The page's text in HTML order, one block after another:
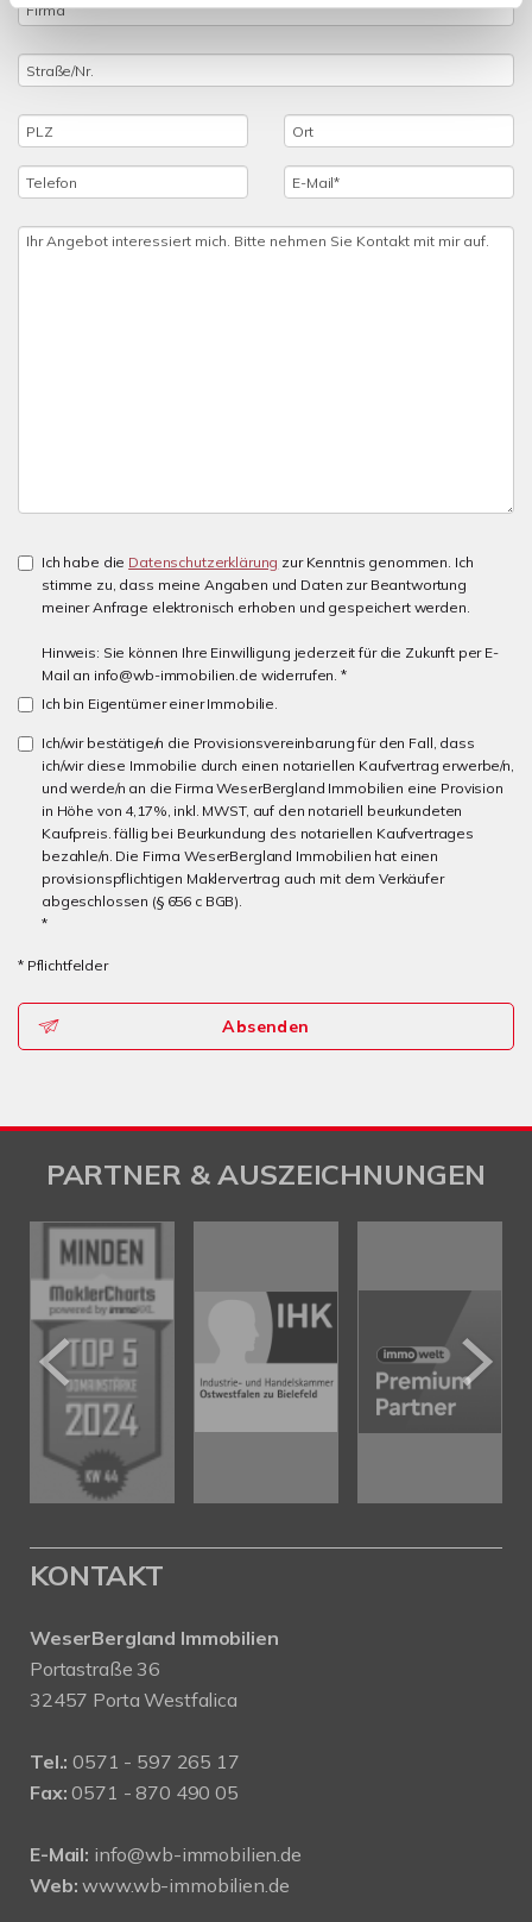
Ich habe die Datenschutzerklärung zur Kenntnis genommen. Ich
stimme zu, dass meine Angaben und Daten zur Beantwortung
meiner Anfrage elektronisch erhoben und gespeichert werden.
Hinweis: Sie können Ihre Einwilligung jederzeit für die Zukunft per E-
Mail an info@wb-immobilien.de widerrufen. *
Ich bin Eigentümer einer Immobilie.
Ich/wir bestätige/n die Provisionsvereinbarung für den Fall, dass
ich/wir diese Immobilie durch einen notariellen Kaufvertrag erwerbe/n,
und werde/n an die Firma WeserBergland Immobilien eine Provision
in Höhe von 4,17%, inkl. MWST, auf den notariell beurkundeten
Kaufpreis. fällig bei Beurkundung des notariellen Kaufvertrages
bezahle/n. Die Firma WeserBergland Immobilien hat einen
provisionspflichtigen Maklervertrag auch mit dem Verkäufer
abgeschlossen (§ 656 c BGB).
*
* Pflichtfelder
Absenden
PARTNER & AUSZEICHNUNGEN
KONTAKT
WeserBergland Immobilien
Portastraße 36
32457 Porta Westfalica
Tel.: 0571 - 597 265 17
Fax: 0571 - 870 490 05
E-Mail: info@wb-immobilien.de
Web: www.wb-immobilien.de